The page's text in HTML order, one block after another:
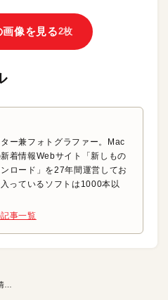
像を見る2枚
ー兼フォトグラファー。Mac
着情報Webサイト「新しもの
ロード」を27年間運営してお
っているソフトは1000本以
事一覧